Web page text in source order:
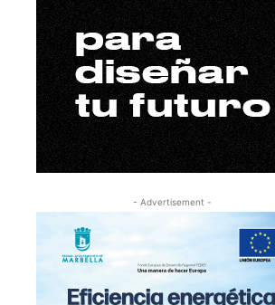
- Advertisement -